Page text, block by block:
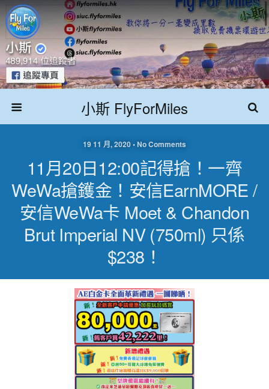
小斯 FlyForMiles
19 11 月, 2020 • No Comments
11月20日12:00記得搶！一齊
WeWa搶鑊金！安信EarnMORE /
安信WeWa卡 Moet & Chandon
Brut Imperial NV (750ml) 只係
$238！